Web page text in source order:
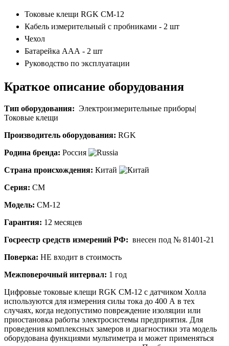
Токовые клещи RGK CM-12
Кабель измерительный с пробниками - 2 шт
Чехол
Батарейка ААА - 2 шт
Руководство по эксплуатации
Краткое описание оборудования
Тип оборудования: Электроизмерительные приборы|
Токовые клещи
Производитель оборудования: RGK
Родина бренда: Россия
Страна происхождения: Китай
Серия: CM
Модель: CM-12
Гарантия: 12 месяцев
Госреестр средств измерений РФ: внесен под № 81401-21
Поверка: НЕ входит в стоимость
Межповерочный интервал: 1 год
Цифровые токовые клещи RGK CM-12 с датчиком Холла
используются для измерения силы тока до 400 А в тех
случаях, когда недопустимо повреждение изоляции или
приостановка работы электросистемы предприятия. Для
проведения комплексных замеров и диагностики эта модель
оборудована функциями мультиметра и может применяться